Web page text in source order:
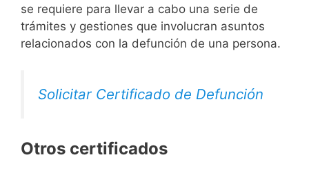
se requiere para llevar a cabo una serie de
trámites y gestiones que involucran asuntos
relacionados con la defunción de una persona.
Solicitar Certificado de Defunción
Otros certificados